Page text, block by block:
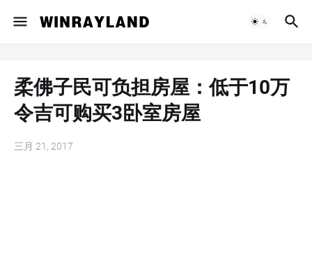
柔佛子民可负担房屋：低于10万
令吉可购买3卧室房屋
三月 21, 2017